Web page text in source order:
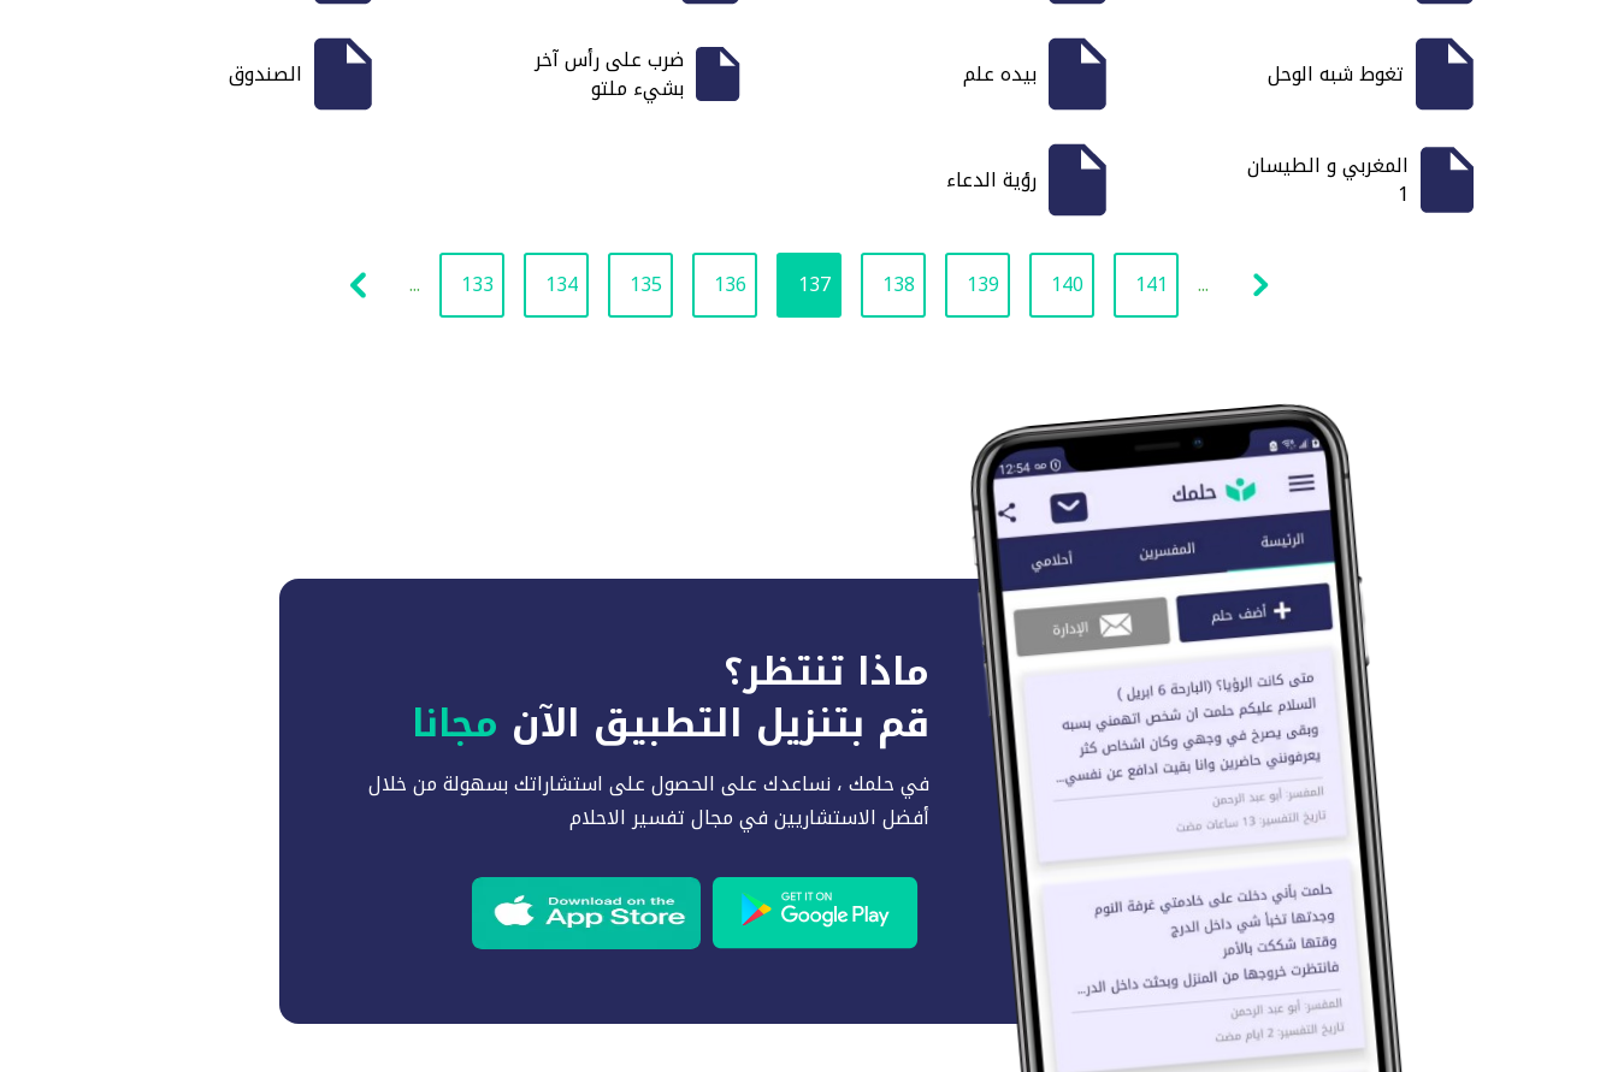
تغوط شبه الوحل بيده علم ضرب على رأس آخر
بشيء ملتو الصندوق
المغربي و الطيسان
1 رؤية الدعاء
... 133 134 135 136 137 138 139 140 141 ...
ماذا تنتظر؟
قم بتنزيل التطبيق الآن مجانا
في حلمك ، نساعدك على الحصول على استشاراتك بسهولة من خلال
أفضل الاستشاريين في مجال تفسير الاحلام